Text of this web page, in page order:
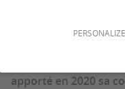
PERSONALIZE
Pour la première
apporté en 2020 sa